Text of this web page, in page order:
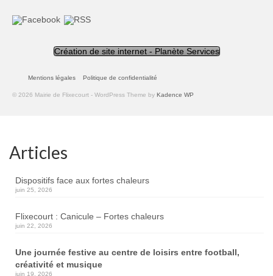
Création de site internet - Planète Services
Mentions légales Politique de confidentialité
© 2026 Mairie de Flixecourt - WordPress Theme by Kadence WP
Articles
Dispositifs face aux fortes chaleurs
juin 25, 2026
Flixecourt : Canicule – Fortes chaleurs
juin 22, 2026
Une journée festive au centre de loisirs entre football,
créativité et musique
juin 19, 2026